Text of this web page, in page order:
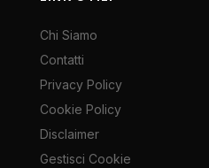
Chi Siamo
Contatti
Privacy Policy
Cookie Policy
Disclaimer
Gestisci Cookie